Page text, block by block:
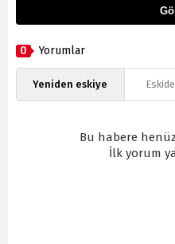
0 Yorumlar
Yeniden eskiye
Bu habere
İlk yorum